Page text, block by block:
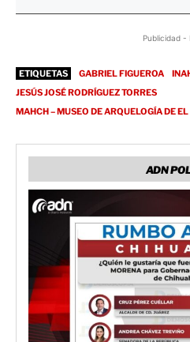
Publicidad -
ETIQUETAS GABRIEL FIGUEROA
JESÚS JOSÉ RODRÍGUEZ TORRES
MAHCH – MUSEO DE ARQUELOGÍA DE
ADN